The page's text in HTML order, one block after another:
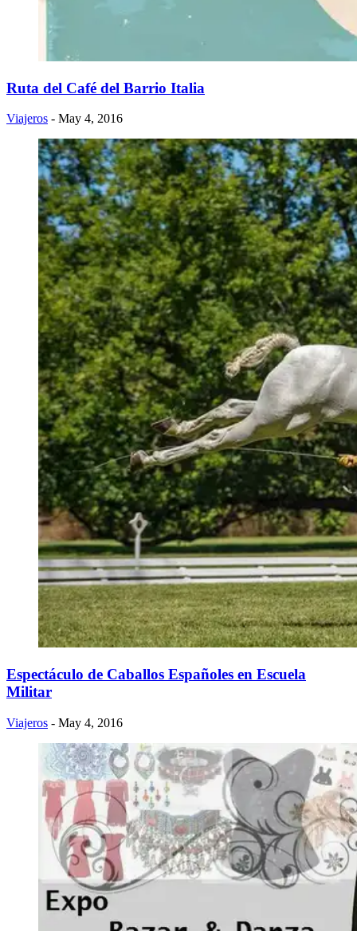
Ruta del Café del Barrio Italia
Viajeros - May 4, 2016
Espectáculo de Caballos Españoles en Escuela
Militar
Viajeros - May 4, 2016